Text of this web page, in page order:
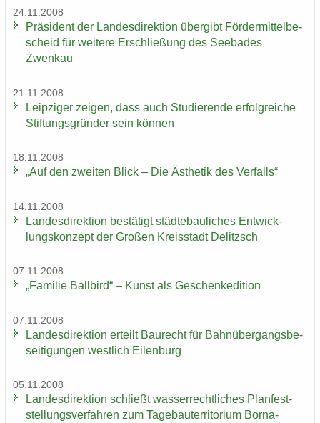
24.11.2008
Prä­si­dent der Lan­des­di­rek­ti­on über­gibt För­der­mit­tel­be­
scheid für wei­te­re Er­schlie­ßung des See­ba­des
Zwenkau
21.11.2008
Leip­zi­ger zei­gen, dass auch Stu­die­ren­de er­folg­rei­che
Stif­tungs­grün­der sein kön­nen
18.11.2008
„Auf den zwei­ten Blick – Die Äs­the­tik des Ver­falls“
14.11.2008
Lan­des­di­rek­ti­on be­stä­tigt städ­te­bau­li­ches Ent­wick­
lungs­kon­zept der Gro­ßen Kreis­stadt De­litzsch
07.11.2008
„Fa­mi­lie Ball­bird“ – Kunst als Ge­schen­ke­di­ti­on
07.11.2008
Lan­des­di­rek­ti­on er­teilt Bau­recht für Bahn­über­gangs­be­
sei­ti­gun­gen west­lich Ei­len­burg
05.11.2008
Lan­des­di­rek­ti­on schließt was­ser­recht­li­ches Plan­fest­
stel­lungs­ver­fah­ren zum Ta­ge­bau­ter­ri­to­ri­um Borna-​